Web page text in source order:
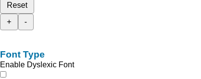
Reset
+
-
Font Type
Enable Dyslexic Font